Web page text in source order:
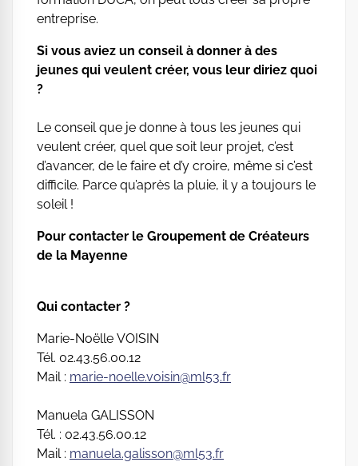
entreprise.
Si vous aviez un conseil à donner à des
jeunes qui veulent créer, vous leur diriez quoi
?
Le conseil que je donne à tous les jeunes qui
veulent créer, quel que soit leur projet, c’est
d’avancer, de le faire et d’y croire, même si c’est
difficile. Parce qu’après la pluie, il y a toujours le
soleil !
Pour contacter le Groupement de Créateurs
de la Mayenne
Qui contacter ?
Marie-Noëlle VOISIN
Tél. 02.43.56.00.12
Mail : marie-noelle.voisin@ml53.fr
Manuela GALISSON
Tél. : 02.43.56.00.12
Mail : manuela.galisson@ml53.fr